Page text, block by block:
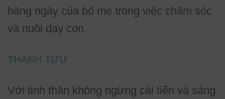
hàng ngày của bố mẹ trong việc chăm sóc
và nuôi dạy con.
THÀNH TỰU
Với tinh thần không ngừng cải tiến và sáng